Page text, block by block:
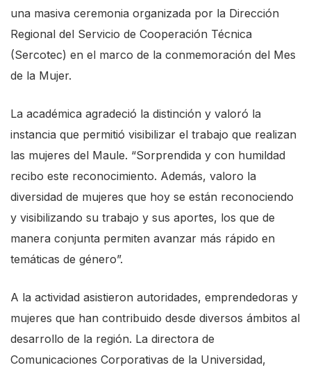
una masiva ceremonia organizada por la Dirección
Regional del Servicio de Cooperación Técnica
(Sercotec) en el marco de la conmemoración del Mes
de la Mujer.
La académica agradeció la distinción y valoró la
instancia que permitió visibilizar el trabajo que realizan
las mujeres del Maule. “Sorprendida y con humildad
recibo este reconocimiento. Además, valoro la
diversidad de mujeres que hoy se están reconociendo
y visibilizando su trabajo y sus aportes, los que de
manera conjunta permiten avanzar más rápido en
temáticas de género”.
A la actividad asistieron autoridades, emprendedoras y
mujeres que han contribuido desde diversos ámbitos al
desarrollo de la región. La directora de
Comunicaciones Corporativas de la Universidad,